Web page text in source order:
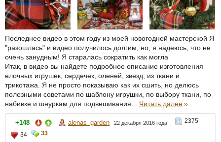
Последнее видео в этом году из моей новогодней мастерской Я
"разошлась" и видео получилось долгим, но, я надеюсь, что не
очень занудным! Я старалась сократить как могла
Итак, в видео вы найдете подробное описание изготовления
елочных игрушек, сердечек, оленей, звезд, из ткани и
трикотажа. Я не просто показываю как их сшить, но делюсь
полезными советами по шаблону игрушки, по выбору ткани, по
набивке и шнуркам для подвешивания... Читать далее»
+148 alenas_garden 22 декабря 2016 года
2375
34
33